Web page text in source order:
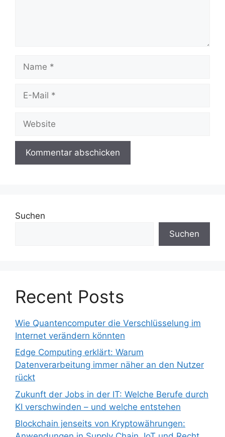
Mail
Suchen
Suchen
Recent Posts
Wie Quantencomputer die Verschlüsselung im
Internet verändern könnten
Edge Computing erklärt: Warum
Datenverarbeitung immer näher an den Nutzer
rückt
Zukunft der Jobs in der IT: Welche Berufe durch
KI verschwinden – und welche entstehen
Blockchain jenseits von Kryptowährungen: